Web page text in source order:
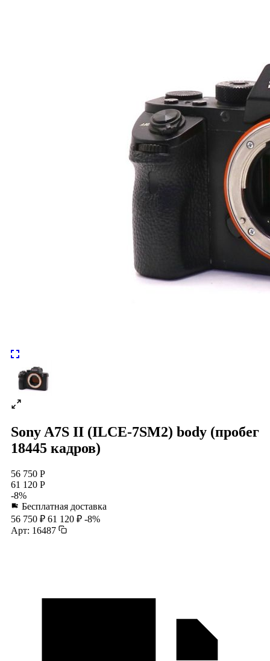
Sony A7S II (ILCE-7SM2) body (пробег
18445 кадров)
56 750 Р
61 120 Р
-8%
Бесплатная доставка
56 750 ₽ 61 120 ₽ -8%
Арт: 16487